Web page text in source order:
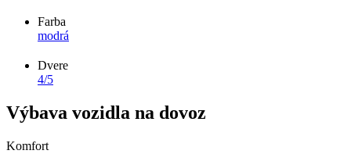
Farba
modrá
Dvere
4/5
Výbava vozidla na dovoz
Komfort